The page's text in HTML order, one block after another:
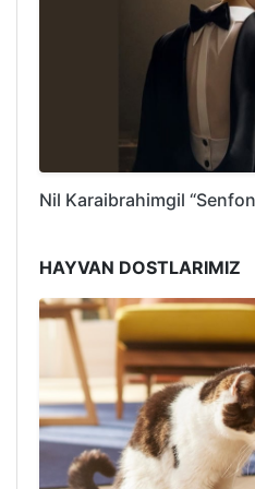
Nil Karaibrahimgil
HAYVAN DOSTLARIMIZ